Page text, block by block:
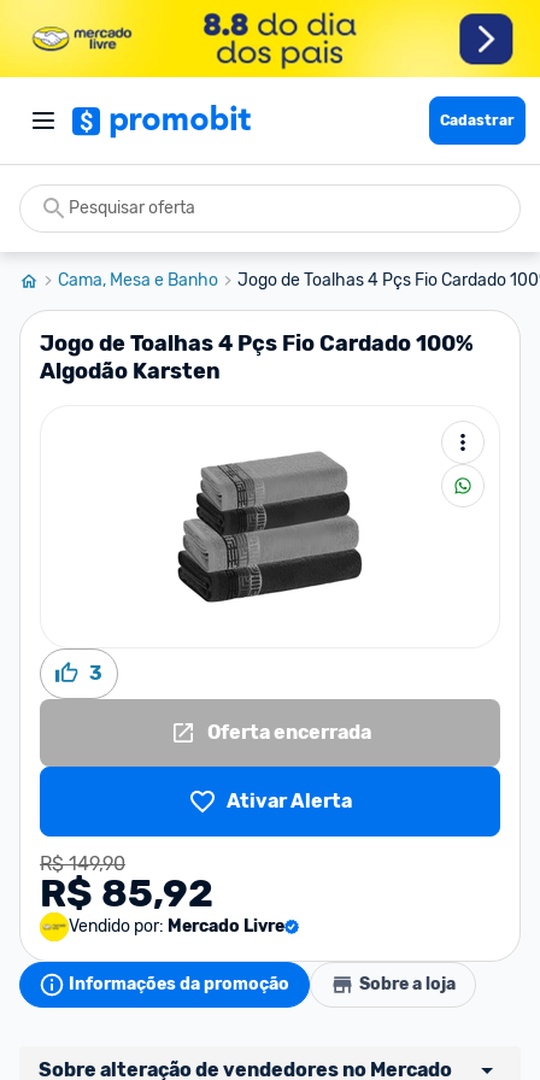
Cadastrar
Cama, Mesa e Banho Jogo de Toalhas 4 Pçs Fio Cardado
Jogo de Toalhas 4 Pçs Fio Cardado 100%
Algodão Karsten
3
Oferta encerrada
Ativar Alerta
R$ 149,90
R$ 85,92
Vendido por: Mercado Livre
Informações da promoção Sobre a loja
Sobre alteração de vendedores no Mercado